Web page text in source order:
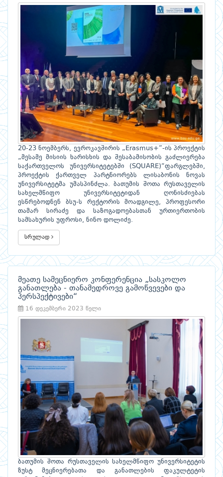
20-23 ნოემბერს, ევროკავშირის „Erasmus+”-ის პროექტის
„მესამე მისიის ხარისხის და შესაბამისობის გაძლიერება
საქართველოს უნივერსიტეტებში (SQUARE)“ფარგლებში,
პროექტის ქართველ პარტნიორებს ლისაბონის ნოვას
უნივერსიტეტმა უმასპინძლა. ბათუმის შოთა რუსთაველის
სახელმწიფო უნივერსიტეტიდან ღონისძიებას
ესწრებოდნენ ბსუ-ს რექტორის მოადგილე, პროფესორი
თამარ სირაძე და საზოგადოებასთან ურთიერთობის
სამსახურის უფროსი, ნინო დოლიძე.
სრულად
მეათე სამეცნიერო კონფერენცია „სასკოლო
განათლება - თანამედროვე გამოწვევები და
პერსპექტივები“
16 დეკემბერი 2023 წელი
ბათუმის შოთა რუსთაველის სახელმწიფო უნივერსიტეტის
ზუსტ მეცნიერებათა და განათლების ფაკულტეტის